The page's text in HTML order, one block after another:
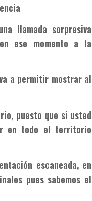
llamada sorpresiva
ese momento a la
a permitir mostrar al
puesto que si usted
en todo el territorio
escaneada, en
pues sabemos el